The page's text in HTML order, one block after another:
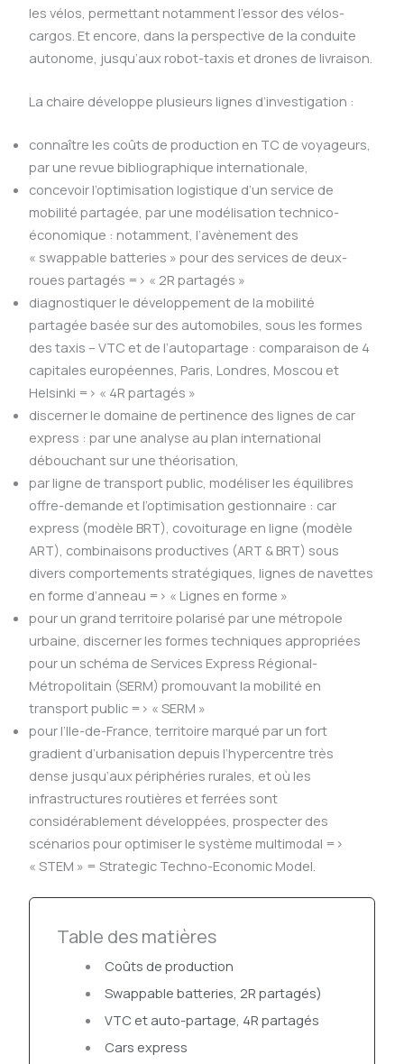
les vélos, permettant notamment l’essor des vélos-
cargos. Et encore, dans la perspective de la conduite
autonome, jusqu’aux robot-taxis et drones de livraison.
La chaire développe plusieurs lignes d’investigation :
connaître les coûts de production en TC de voyageurs,
par une revue bibliographique internationale,
concevoir l’optimisation logistique d’un service de
mobilité partagée, par une modélisation technico-
économique : notamment, l’avènement des
« swappable batteries » pour des services de deux-
roues partagés => « 2R partagés »
diagnostiquer le développement de la mobilité
partagée basée sur des automobiles, sous les formes
des taxis – VTC et de l’autopartage : comparaison de 4
capitales européennes, Paris, Londres, Moscou et
Helsinki => « 4R partagés »
discerner le domaine de pertinence des lignes de car
express : par une analyse au plan international
débouchant sur une théorisation,
par ligne de transport public, modéliser les équilibres
offre-demande et l’optimisation gestionnaire : car
express (modèle BRT), covoiturage en ligne (modèle
ART), combinaisons productives (ART & BRT) sous
divers comportements stratégiques, lignes de navettes
en forme d’anneau => « Lignes en forme »
pour un grand territoire polarisé par une métropole
urbaine, discerner les formes techniques appropriées
pour un schéma de Services Express Régional-
Métropolitain (SERM) promouvant la mobilité en
transport public => « SERM »
pour l’Ile-de-France, territoire marqué par un fort
gradient d’urbanisation depuis l’hypercentre très
dense jusqu’aux périphéries rurales, et où les
infrastructures routières et ferrées sont
considérablement développées, prospecter des
scénarios pour optimiser le système multimodal =>
« STEM » = Strategic Techno-Economic Model.
Table des matières
Coûts de production
Swappable batteries, 2R partagés)
VTC et auto-partage, 4R partagés
Cars express